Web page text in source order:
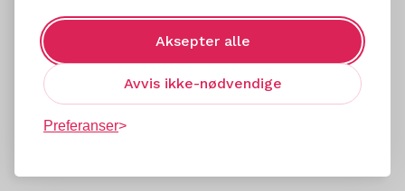
Aksepter alle
Avvis ikke-nødvendige
Preferanser